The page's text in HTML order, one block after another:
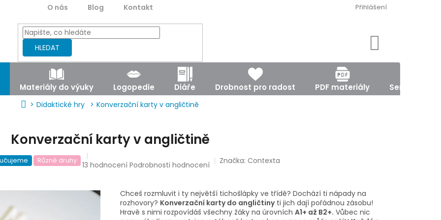
O nás Blog Kontakt Přihlášení
HLEDAT
Materiály do výuky Logopedie Diáře Drobnost pro radost PDF materiály Semináře,
DomůDidaktické hry Konverzační karty v angličtině
Konverzační karty v angličtině
Různé druhy Průměrné
je
13 hodnocení Podrobnosti hodnocení Značka: Contexta
Chceš rozmluvit i ty největší tichošlápky ve třídě? Dochází ti nápady na
rozhovory? Konverzační karty do angličtinyti jich dají pořádnou zásobu!
Hravě s nimi rozpovídáš všechny žáky na úrovních A1+ až B2+. Vůbec nic